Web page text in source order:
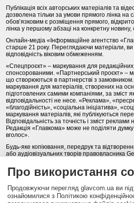
Публікація всіх авторських матеріалів та
дозволена тільки за умови прямого лінка на
обов’язковим є розміщення прямого,
лінка у першому абзаці на конкретну новину,
Онлайн-медіа «Інформаційне агентство
старше 21 року. Переглядаючи матеріали,
відповідність віковим обмеженням.
«Спецпроєкт» – маркування для редакційних
спонсорованими. «Партнерський проєкт» –
що створюються в партнерстві з
маркування для матеріалів, створених на
підготовлених самими компаніями, за зміст
відповідальності не несе. «Реклама»,
«благодійність», «соціальна ініціатива»,
маркування матеріалів, які публікуються
Відповідальність за точність і зміст
Редакція «Главкома» може не поділяти
вголос».
Будь-яке копіювання, передрук та
або аудіовізуальних творів правовласника
Політика конфіденційності (Privacy Policy).
КОНТАКТИ НАША КОМАНДА АРХІВ
Про використання
Продовжуючи перегляд glavcom.ua ви
ознайомилися з Політикою